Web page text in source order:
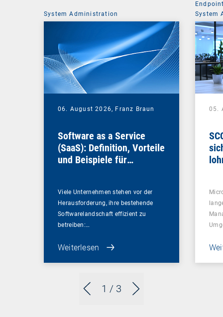
1 / 3
System Administration
06. August 2026, Franz Braun
Software as a Service
(SaaS): Definition, Vorteile
und Beispiele für
Viele Unternehmen stehen vor der
Herausforderung, ihre bestehende
Softwarelandschaft effizient zu
betreiben:…
Weiterlesen
System
05.